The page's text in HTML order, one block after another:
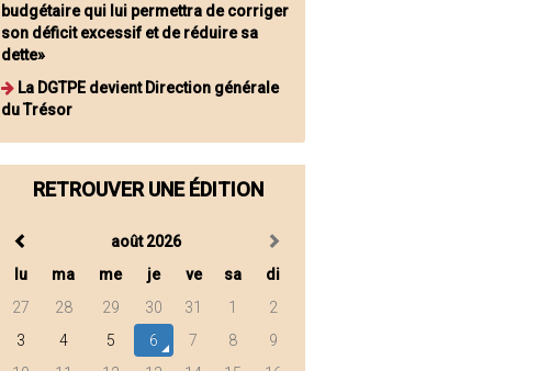
budgétaire qui lui permettra de corriger
son déficit excessif et de réduire sa
dette»
La DGTPE devient Direction générale
du Trésor
RETROUVER UNE ÉDITION
août 2026
lu
ma me je ve sa
di
27
28 29 30 31 1
2
3
4 5 6 7 8
9